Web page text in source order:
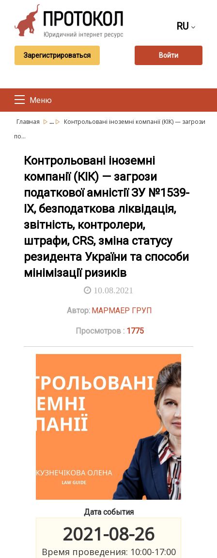
RU
Зарегистрироваться Войти
Меню
Главная ...
Контрольовані іноземні компанії (КІК) — загрози
по...
Контрольовані іноземні
компанії (КІК) — загрози
податкової амністії ЗУ №1539-
ІХ, безподаткова ліквідація,
звітність, контролери,
штрафи, CRS, зміна статусу
резидента України та способи
мінімізації ризиків
10.08.2021
Автор: МАРМАЕР ГРУП
Просмотров : 1775
Дата события
2021-08-26
Время проведения: 10:00-17:00